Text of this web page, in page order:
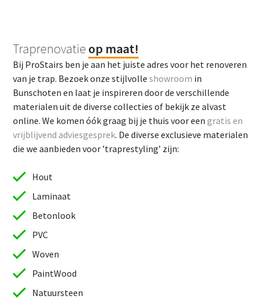
Traprenovatie op maat!
Bij ProStairs ben je aan het juiste adres voor het renoveren
van je trap. Bezoek onze stijlvolleshowroom in
Bunschoten en laat je inspireren door de verschillende
materialen uit de diverse collecties of bekijk ze alvast
online. We komen óók graag bij je thuis voor eengratis en
vrijblijvend adviesgesprek. De diverse exclusieve materialen
die we aanbieden voor ’traprestyling’ zijn:
Hout
Laminaat
Betonlook
PVC
Woven
PaintWood
Natuursteen